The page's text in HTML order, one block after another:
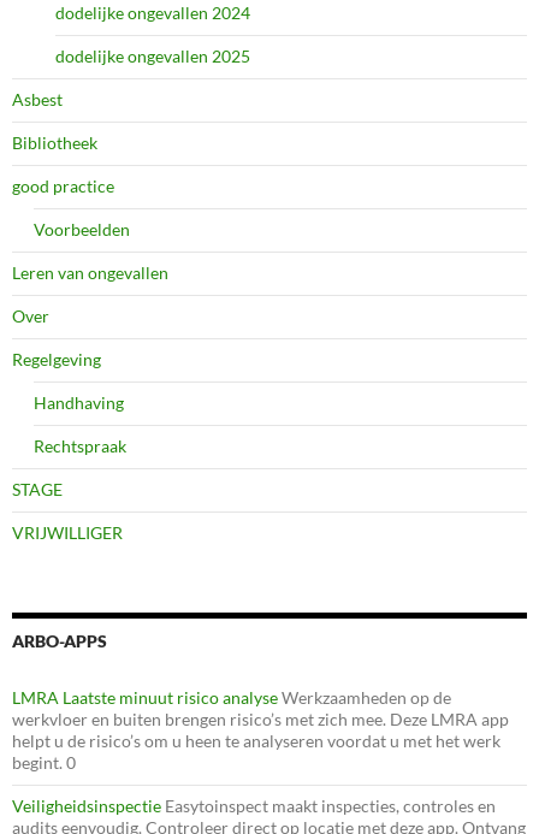
dodelijke ongevallen 2024
dodelijke ongevallen 2025
Asbest
Bibliotheek
good practice
Voorbeelden
Leren van ongevallen
Over
Regelgeving
Handhaving
Rechtspraak
STAGE
VRIJWILLIGER
ARBO-APPS
LMRA Laatste minuut risico analyseWerkzaamheden op de
werkvloer en buiten brengen risico’s met zich mee. Deze LMRA app
helpt u de risico’s om u heen te analyseren voordat u met het werk
begint. 0
Veiligheidsinspectie Easytoinspect maakt inspecties, controles en
audits eenvoudig. Controleer direct op locatie met deze app. Ontvang